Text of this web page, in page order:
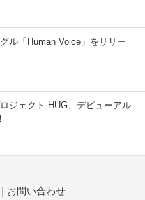
ル「Human Voice」をリリー
ジェクト HUG、デビューアル
| お問い合わせ